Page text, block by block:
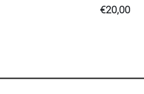
€20,00